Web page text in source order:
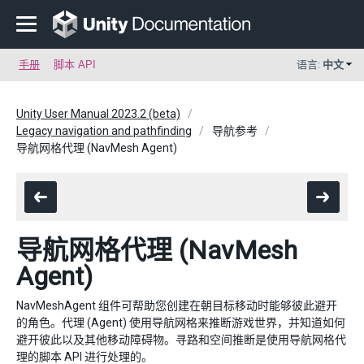
手册 脚本 API 语言: 中文
Unity User Manual 2023.2 (beta)
Legacy navigation and pathfinding
导航参考
导航网格代理 (NavMesh Agent)
导航网格代理 (NavMesh
Agent)
NavMeshAgent 组件可帮助您创建在朝目标移动时能够彼此避开
的角色。代理 (Agent) 使用导航网格来推断游戏世界，并知道如何
避开彼此以及其他移动障碍物。寻路和空间推断是使用导航网格代
理的脚本 API 进行处理的。